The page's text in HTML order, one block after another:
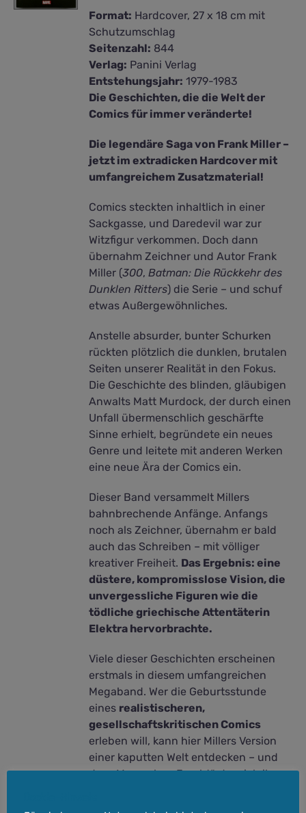
Format: Hardcover, 27 x 18 cm mit
Schutzumschlag
Seitenzahl: 844
Verlag: Panini Verlag
Entstehungsjahr: 1979-1983
Die Geschichten, die die Welt der
Comics für immer veränderte!
Die legendäre Saga von Frank Miller –
jetzt im extradicken Hardcover mit
umfangreichem Zusatzmaterial!
Comics steckten inhaltlich in einer
Sackgasse, und Daredevil war zur
Witzfigur verkommen. Doch dann
übernahm Zeichner und Autor Frank
Miller (300,Batman: Die Rückkehr des
Dunklen Ritters) die Serie – und schuf
etwas Außergewöhnliches.
Anstelle absurder, bunter Schurken
rückten plötzlich die dunklen, brutalen
Seiten unserer Realität in den Fokus.
Die Geschichte des blinden, gläubigen
Anwalts Matt Murdock, der durch einen
Unfall übermenschlich geschärfte
Sinne erhielt, begründete ein neues
Genre und leitete mit anderen Werken
eine neue Ära der Comics ein.
Dieser Band versammelt Millers
bahnbrechende Anfänge. Anfangs
noch als Zeichner, übernahm er bald
auch das Schreiben – mit völliger
kreativer Freiheit. Das Ergebnis: eine
düstere, kompromisslose Vision, die
unvergessliche Figuren wie die
tödliche griechische Attentäterin
Elektra hervorbrachte.
Viele dieser Geschichten erscheinen
erstmals in diesem umfangreichen
Megaband. Wer die Geburtsstunde
eines realistischeren,
gesellschaftskritischen Comics
erleben will, kann hier Millers Version
einer kaputten Welt entdecken – und
den „Mann ohne Furcht“, der sich ihr